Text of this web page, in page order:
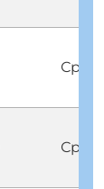
Срд
Срд